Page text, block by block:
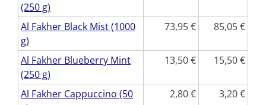
(250 g)
Al Fakher Black Mist (1000
g)
73,95 85,05
Al Fakher Blueberry Mint
(250 g)
13,50 15,50
Al Fakher Cappuccino (50
2,80 3,20